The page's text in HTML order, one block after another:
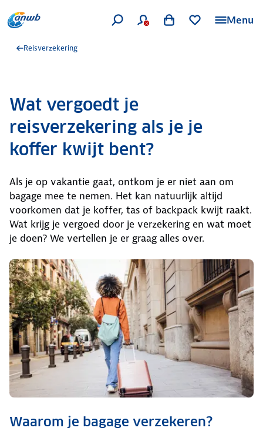
Menu
Reisverzekering
Wat vergoedt je
reisverzekering als je je
koffer kwijt bent?
Als je op vakantie gaat, ontkom je er niet aan om
bagage mee te nemen. Het kan natuurlijk altijd
voorkomen dat je koffer, tas of backpack kwijt raakt.
Wat krijg je vergoed door je verzekering en wat moet
je doen? We vertellen je er graag alles over.
Waarom je bagage verzekeren?